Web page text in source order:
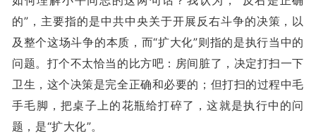
的”，主要指的是中共中央关于开展反右斗争的决策，以
及整个这场斗争的本质，而“扩大化”则指的是执行当中的
问题。打个不太恰当的比方吧：房间脏了，决定打扫一下
卫生，这个决策是完全正确和必要的；但打扫的过程中毛
手毛脚，把桌子上的花瓶给打碎了，这就是执行中的问
题，是“扩大化”。